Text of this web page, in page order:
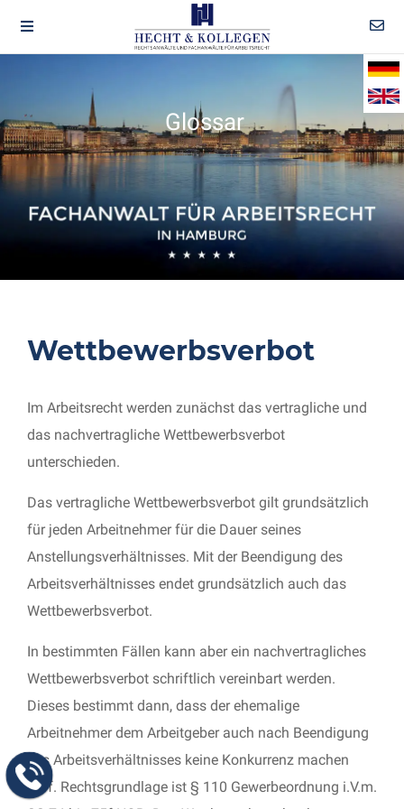
Glossar
Wettbewerbsverbot
Im Arbeitsrecht werden zunächst das vertragliche und
das nachvertragliche Wettbewerbsverbot
unterschieden.
Das vertragliche Wettbewerbsverbot gilt grundsätzlich
für jeden Arbeitnehmer für die Dauer seines
Anstellungsverhältnisses. Mit der Beendigung des
Arbeitsverhältnisses endet grundsätzlich auch das
Wettbewerbsverbot.
In bestimmten Fällen kann aber ein nachvertragliches
Wettbewerbsverbot schriftlich vereinbart werden.
Dieses bestimmt dann, dass der ehemalige
Arbeitnehmer dem Arbeitgeber auch nach Beendigung
des Arbeitsverhältnisses keine Konkurrenz machen
darf. Rechtsgrundlage ist § 110 Gewerbeordnung i.V.m.